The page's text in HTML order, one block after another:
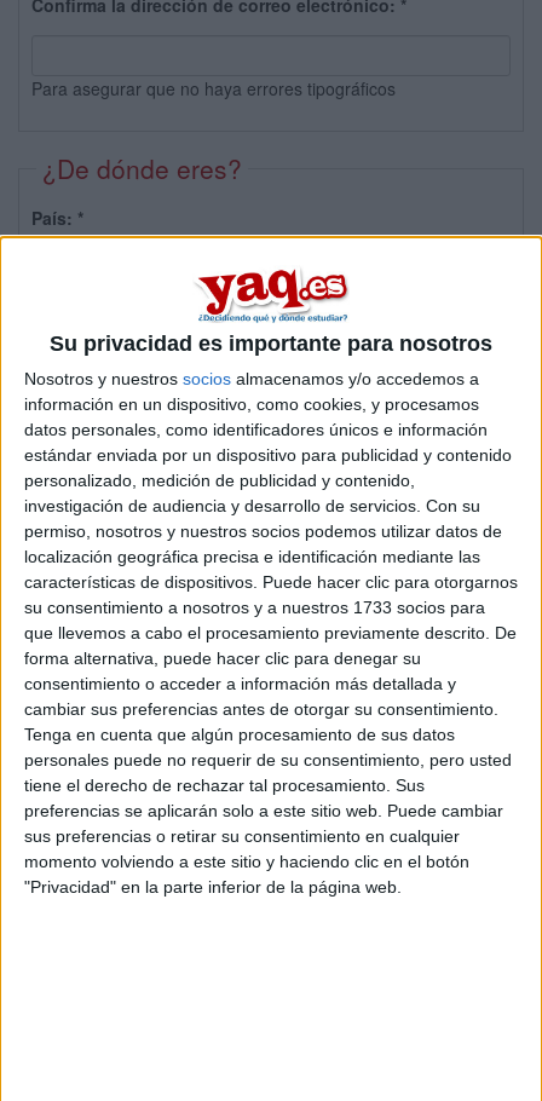
Su privacidad es importante para nosotros
Nosotros y nuestros socios almacenamos y/o accedemos a
información en un dispositivo, como cookies, y procesamos
datos personales, como identificadores únicos e información
estándar enviada por un dispositivo para publicidad y contenido
personalizado, medición de publicidad y contenido,
investigación de audiencia y desarrollo de servicios. Con su
permiso, nosotros y nuestros socios podemos utilizar datos de
localización geográfica precisa e identificación mediante las
características de dispositivos. Puede hacer clic para otorgarnos
su consentimiento a nosotros y a nuestros 1733 socios para
que llevemos a cabo el procesamiento previamente descrito. De
forma alternativa, puede hacer clic para denegar su
consentimiento o acceder a información más detallada y
cambiar sus preferencias antes de otorgar su consentimiento.
Tenga en cuenta que algún procesamiento de sus datos
personales puede no requerir de su consentimiento, pero usted
tiene el derecho de rechazar tal procesamiento. Sus
preferencias se aplicarán solo a este sitio web. Puede cambiar
sus preferencias o retirar su consentimiento en cualquier
momento volviendo a este sitio y haciendo clic en el botón
"Privacidad" en la parte inferior de la página web.
Confirma la dirección de correo electrónico: *
Para asegurar que no haya errores tipográficos
¿De dónde eres?
País: *
Sobre ti
Soy:*
Chico
Chica
¿En qué año terminas (o terminaste) bachillerato o FP?
Soy estudiante de:*
Términos y Condiciones de Uso
Aceptolos Términos y Condicionesde uso*